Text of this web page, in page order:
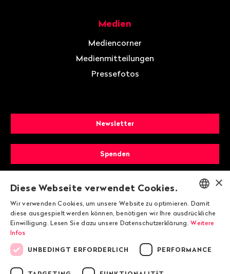
Medien
Mediencorner
Medienmitteilungen
Pressefotos
Newsletter
Spenden
Mitglied werden
ENGLISH
DEUTSCH
×
Diese Webseite verwendet Cookies.
Wir verwenden Cookies, um unsere Website zu optimieren. Damit
diese ausgespielt werden können, benötigen wir Ihre ausdrückliche
Einwilligung. Lesen Sie dazu unsere Datenschutzerklärung. Weitere
Infos
UNBEDINGT ERFORDERLICH PERFORMANCE